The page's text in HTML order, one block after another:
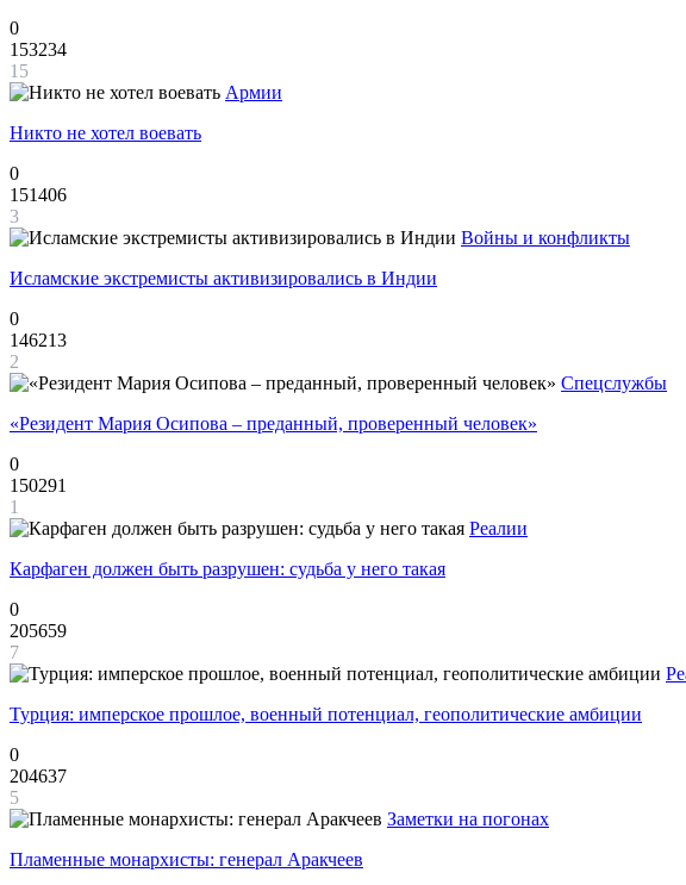
0
153234
15
Армии
Никто не хотел воевать
0
151406
3
Войны и конфликты
Исламские экстремисты активизировались в Индии
0
146213
2
Спецслужбы
«Резидент Мария Осипова – преданный, проверенный человек»
0
150291
1
Реалии
Карфаген должен быть разрушен: судьба у него такая
0
205659
7
Турция: имперское прошлое, военный потенциал, геополитические амбиции
0
204637
5
Заметки на погонах
Пламенные монархисты: генерал Аракчеев